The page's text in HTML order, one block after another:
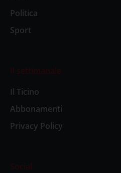
Politica
Sport
Il settimanale
Il Ticino
Abbonamenti
Privacy Policy
Social